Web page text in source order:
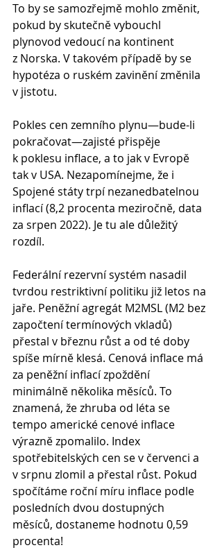
To by se samozřejmě mohlo změnit,
pokud by skutečně vybouchl
plynovod vedoucí na kontinent
z Norska. V takovém případě by se
hypotéza o ruském zavinění změnila
v jistotu.
Pokles cen zemního plynu—bude-li
pokračovat—zajisté přispěje
k poklesu inflace, a to jak v Evropě
tak v USA. Nezapomínejme, že i
Spojené státy trpí nezanedbatelnou
inflací (8,2 procenta meziročně, data
za srpen 2022). Je tu ale důležitý
rozdíl.
Federální rezervní systém nasadil
tvrdou restriktivní politiku již letos na
jaře. Peněžní agregát M2MSL (M2 bez
započtení termínových vkladů)
přestal v březnu růst a od té doby
spíše mírně klesá. Cenová inflace má
za peněžní inflací zpoždění
minimálně několika měsíců. To
znamená, že zhruba od léta se
tempo americké cenové inflace
výrazně zpomalilo. Index
spotřebitelských cen se v červenci a
v srpnu zlomil a přestal růst. Pokud
spočítáme roční míru inflace podle
posledních dvou dostupných
měsíců, dostaneme hodnotu 0,59
procenta!